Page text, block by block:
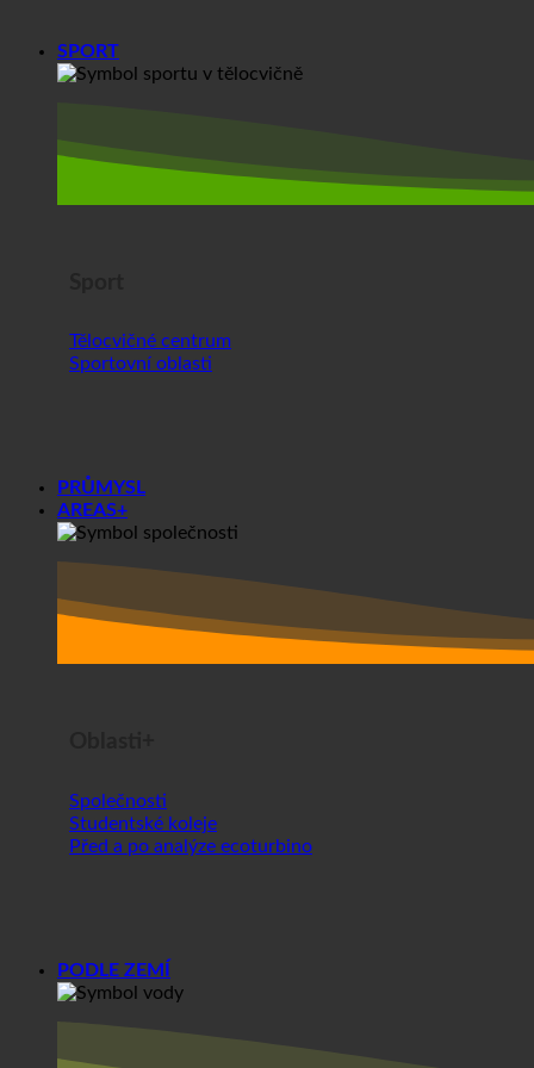
SPORT
Tělocvičné centrum
Sportovní oblasti
PRŮMYSL
AREAS+
Společnosti
Studentské koleje
Před a po analýze ecoturbino
PODLE ZEMÍ